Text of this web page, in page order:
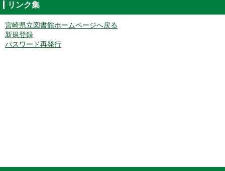
リンク集
宮崎県立図書館ホームページへ戻る
新規登録
パスワード再発行